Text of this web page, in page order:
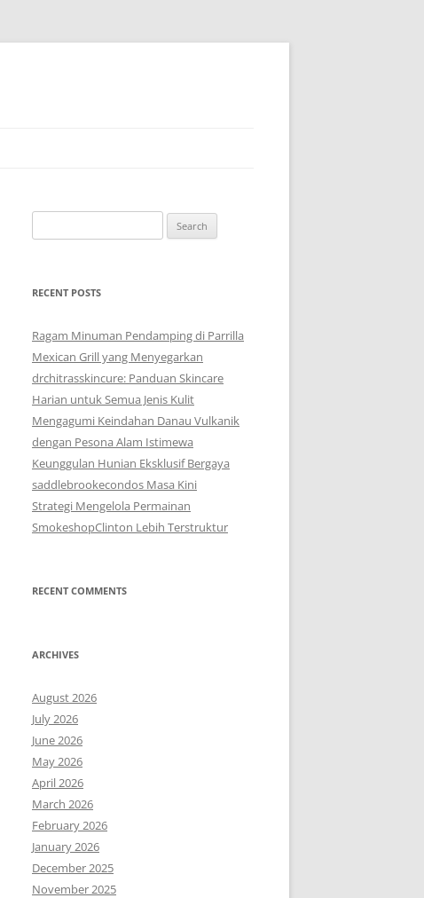
for:
RECENT POSTS
Ragam Minuman Pendamping di Parrilla
Mexican Grill yang Menyegarkan
drchitrasskincure: Panduan Skincare
Harian untuk Semua Jenis Kulit
Mengagumi Keindahan Danau Vulkanik
dengan Pesona Alam Istimewa
Keunggulan Hunian Eksklusif Bergaya
saddlebrookecondos Masa Kini
Strategi Mengelola Permainan
SmokeshopClinton Lebih Terstruktur
RECENT COMMENTS
ARCHIVES
August 2026
July 2026
June 2026
May 2026
April 2026
March 2026
February 2026
January 2026
December 2025
November 2025